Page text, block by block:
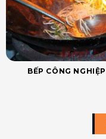
BẾP CÔNG NGHIỆP